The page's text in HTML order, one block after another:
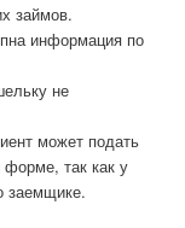
займов.
информация по
не
может подать
так как у
заемщике.